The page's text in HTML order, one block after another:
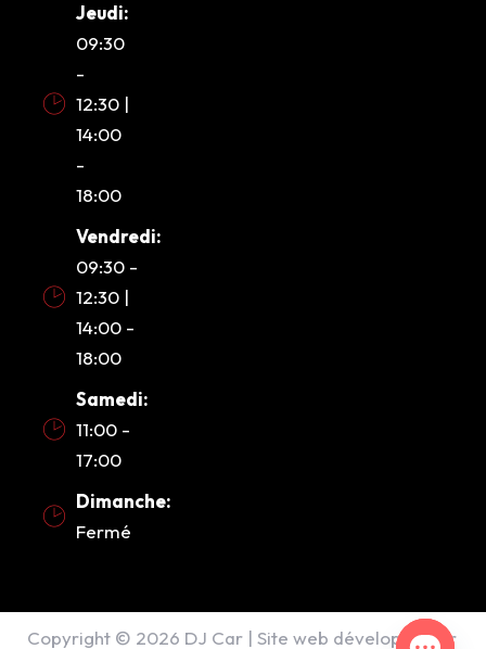
Jeudi:
09:30
-
12:30 |
14:00
-
18:00
Vendredi:
09:30 -
12:30 |
14:00 -
18:00
Samedi:
11:00 -
17:00
Dimanche:
Fermé
Copyright © 2026 DJ Car | Site web développé par